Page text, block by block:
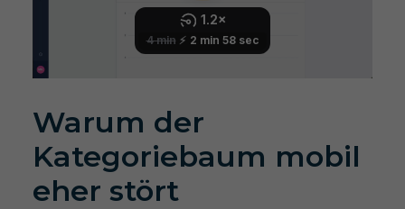
Warum der
Kategoriebaum mobil
eher stört